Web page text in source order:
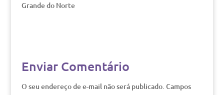
Grande do Norte
Enviar Comentário
O seu endereço de e-mail não será publicado. Campos